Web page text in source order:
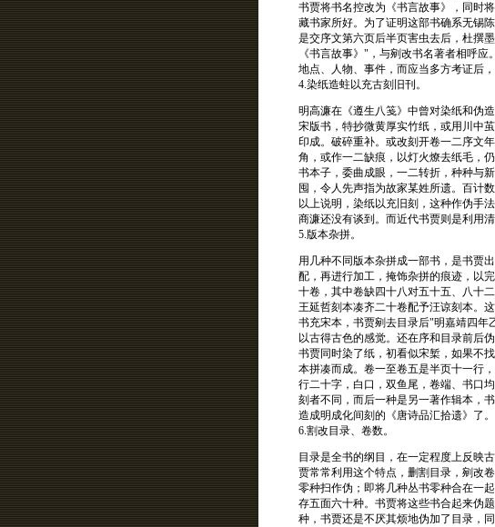
书贾将书名控改为《书言故事》，同时
藏书家所好。为了证明这部书确系无锡
是交序文第六页后半页害虫去后，杜撰
《书言故事》"，与剜改书名著者相呼
地点、人物、事件，而应当多方考证后，
4.染纸造蛀以充古刻旧刊。
明高濂在《遵生八笺》中曾对染纸和伪
宋版书，特抄微黄厚实竹纸，或用川中
印成。破碎重补。或改刻开卷一二序文
角，或作一二缺痕，以灯火燎去纸毛，
书本子，委曲成眼，一二转折，种种与
囤，令人先声指为故家某姓所遗。百计
以上说明，染纸以充旧刻，这种作伪手
商濂还没有谈到。而近代书贾则是利用
5.版本杂拼。
用几种不同版本杂拼成一部书，是书贾
配，再进行加工，掩饰杂拼的痕迹，以
十卷，其中卷缺四十八对五十五、八十
王延哲刻本凑齐二十卷配予汪谅刻本。
书充宋本，书贾剜去目录后"明嘉靖四年
以古得古色的感觉。还在序和目录前后
书贾同时染了纸，初看似宋椠，如果不
本拼凑而成。卷一至卷五是半页十一行
行二十字，白口，双鱼尾，卷端、书口
刻者不同，而后一种是另一著作辑本，
造成明成化间刻的《唐诗品汇拾遗》了。
6.割改目录、卷数。
目录是全书的纲目，在一定程度上反映
贾常常利用这个特点，删割目录，剜改
零种扫作伪；即将几种丛书零种合在一
存五面六十种。书贾将这些书合起来伪
种，书贾还是不厌其烦地伪加了目录，